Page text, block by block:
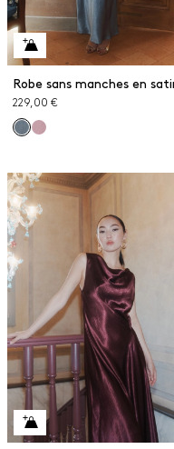
Robe sans manches en
229,00 €